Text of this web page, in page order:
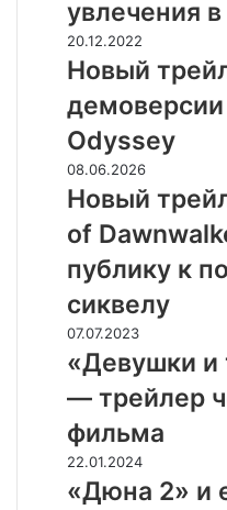
и
дата
выхода
исекая,
в
котором
герой
притащил
свои
NEET-
увлечения
в
мир
увлечения
Новый
трейлер
анонс
демоверсии
One
Piece
Odyssey
20.12.2022
Новый
Odyssey
Новый
трейлер
Blood
of
Dawnwalker
готовит
публику
потенциальному
сиквелу
08.06.2026
Новый
of
публику к
сиквелу
«Девушки
и
танки:
Финал»
—
трейлер
четвёртого
фильма
07.07.2023
«Девушки и
— трейлер
фильма
«Дюна
2»
22.01.2024
«Дюна 2» и